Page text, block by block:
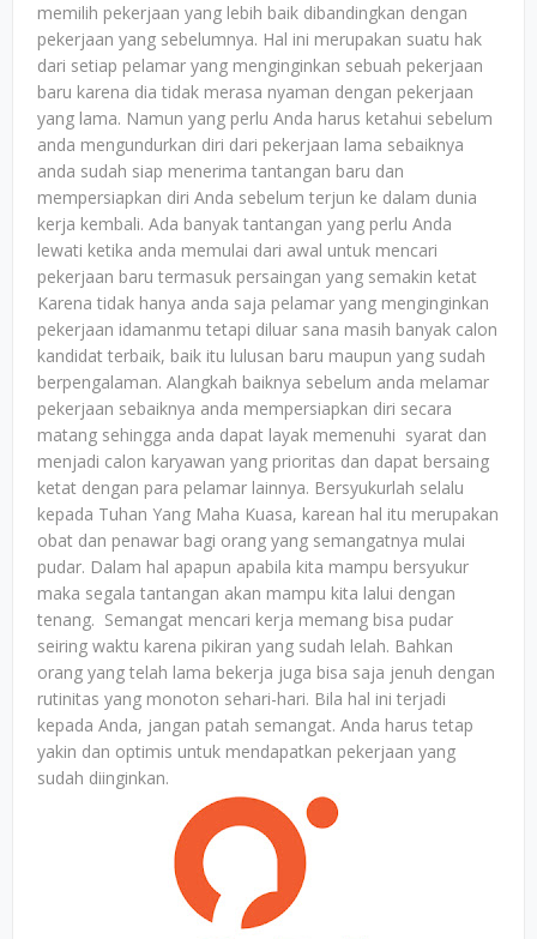
memilih pekerjaan yang lebih baik dibandingkan dengan
pekerjaan yang sebelumnya. Hal ini merupakan suatu hak
dari setiap pelamar yang menginginkan sebuah pekerjaan
baru karena dia tidak merasa nyaman dengan pekerjaan
yang lama. Namun yang perlu Anda harus ketahui sebelum
anda mengundurkan diri dari pekerjaan lama sebaiknya
anda sudah siap menerima tantangan baru dan
mempersiapkan diri Anda sebelum terjun ke dalam dunia
kerja kembali. Ada banyak tantangan yang perlu Anda
lewati ketika anda memulai dari awal untuk mencari
pekerjaan baru termasuk persaingan yang semakin ketat
Karena tidak hanya anda saja pelamar yang menginginkan
pekerjaan idamanmu tetapi diluar sana masih banyak calon
kandidat terbaik, baik itu lulusan baru maupun yang sudah
berpengalaman. Alangkah baiknya sebelum anda melamar
pekerjaan sebaiknya anda mempersiapkan diri secara
matang sehingga anda dapat layak memenuhi syarat dan
menjadi calon karyawan yang prioritas dan dapat bersaing
ketat dengan para pelamar lainnya. Bersyukurlah selalu
kepada Tuhan Yang Maha Kuasa, karean hal itu merupakan
obat dan penawar bagi orang yang semangatnya mulai
pudar. Dalam hal apapun apabila kita mampu bersyukur
maka segala tantangan akan mampu kita lalui dengan
tenang. Semangat mencari kerja memang bisa pudar
seiring waktu karena pikiran yang sudah lelah. Bahkan
orang yang telah lama bekerja juga bisa saja jenuh dengan
rutinitas yang monoton sehari-hari. Bila hal ini terjadi
kepada Anda, jangan patah semangat. Anda harus tetap
yakin dan optimis untuk mendapatkan pekerjaan yang
sudah diinginkan.